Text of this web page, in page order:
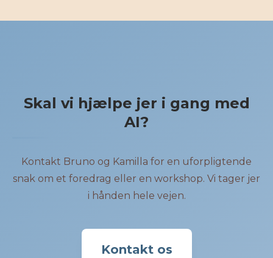
Skal vi hjælpe jer i gang med
AI?
Kontakt Bruno og Kamilla for en uforpligtende
snak om et foredrag eller en workshop. Vi tager jer
i hånden hele vejen.
Kontakt os